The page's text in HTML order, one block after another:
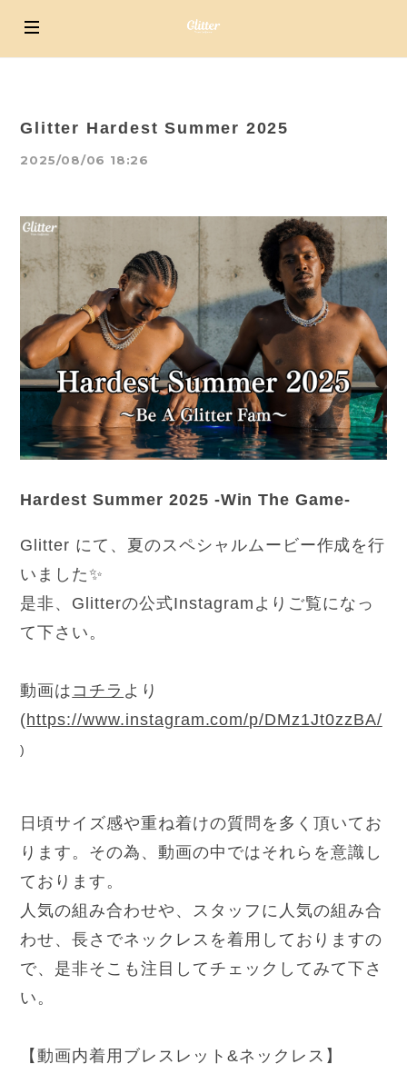
Glitter Hardest Summer 2025
2025/08/06 18:26
Hardest Summer 2025 -Win The Game-
Glitter にて、夏のスペシャルムービー作成を行
いました✨
是非、Glitterの公式Instagramよりご覧になっ
て下さい。
動画は コチラ より
(https://www.instagram.com/p/DMz1Jt0zzBA/
)
日頃サイズ感や重ね着けの質問を多く頂いてお
ります。その為、動画の中ではそれらを意識し
ております。
人気の組み合わせや、スタッフに人気の組み合
わせ、長さでネックレスを着用しておりますの
で、是非そこも注目してチェックしてみて下さ
い。
【動画内着用ブレスレット&ネックレス】